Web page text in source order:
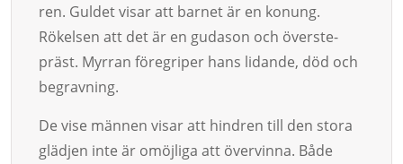
ren. Guldet visar att bar­net är en konung.
Rökelsen att det är en gudason och överste­
präst. Myrran föregriper hans lidande, död och
begravning.
De vise männen visar att hindren till den stora
glädjen inte är omöjliga att övervin­na. Både